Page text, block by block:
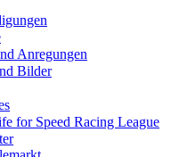
Anregungen
Bilder
for Speed Racing League